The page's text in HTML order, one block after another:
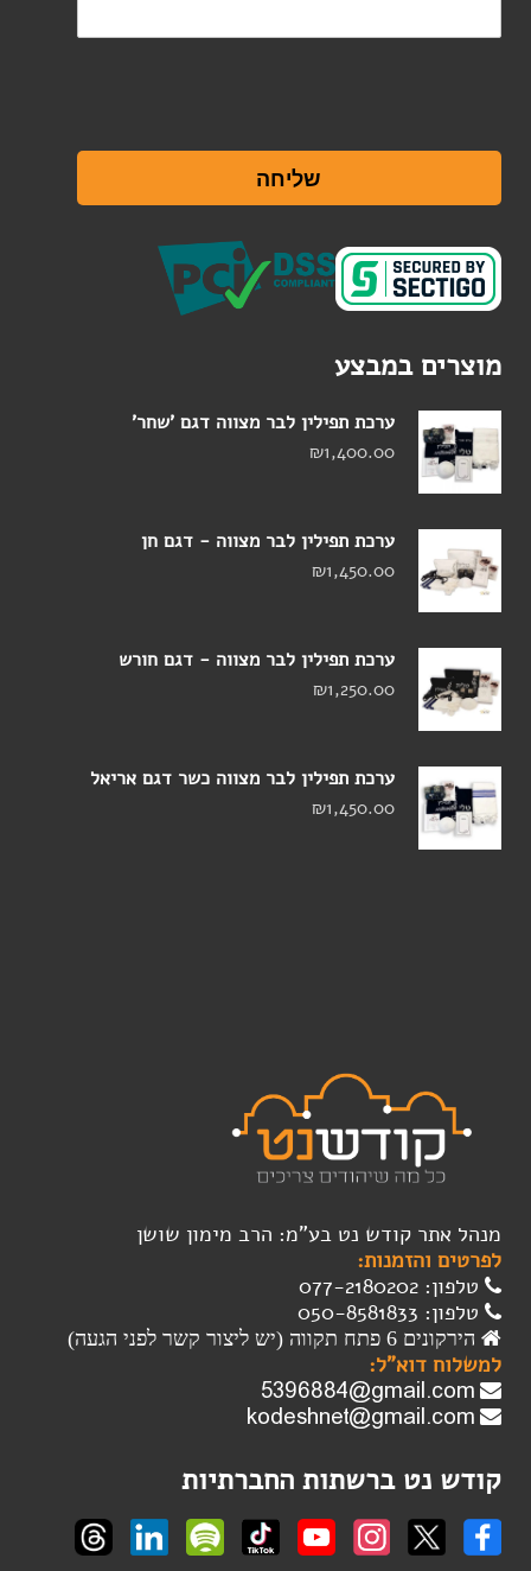
שליחה
מוצרים במבצע
ערכת תפילין לבר מצווה דגם 'שחר'
₪1,400.00
ערכת תפילין לבר מצווה - דגם חן
₪1,450.00
ערכת תפילין לבר מצווה - דגם חורש
₪1,250.00
ערכת תפילין לבר מצווה כשר דגם אריאל
₪1,450.00
מנהל אתר קודש נט בע"מ: הרב מימון שושן
לפרטים והזמנות:
טלפון: 077-2180202
טלפון: 050-8581833
הירקונים 6 פתח תקווה (יש ליצור קשר לפני הגעה)
למשלוח דוא"ל:
קודש נט ברשתות החברתיות